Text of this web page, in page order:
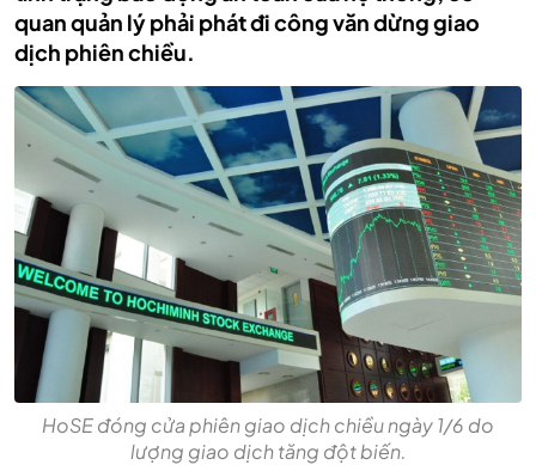
quan quản lý phải phát đi công văn dừng giao
dịch phiên chiều.
HoSE đóng cửa phiên giao dịch chiều ngày 1/6 do
lượng giao dịch tăng đột biến.